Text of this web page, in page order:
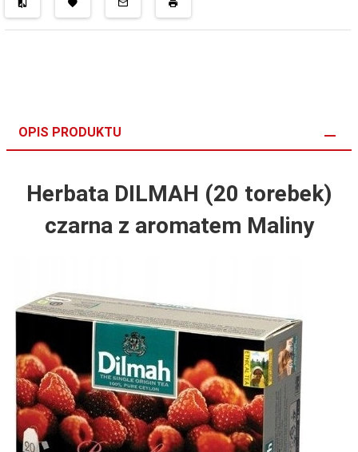
OPIS PRODUKTU
Herbata DILMAH (20 torebek)
czarna z aromatem Maliny